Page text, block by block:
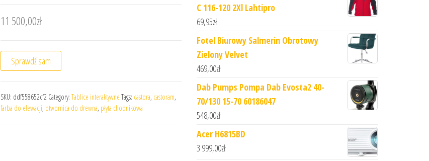
11 500,00zł
Sprawdź sam
SKU: ddf558652cf2 Category: Tablice interaktywne Tags: castora, castoram,
farba do elewacji, otwornica do drewna, płyta chodnikowa
C 116-120 2Xl Lahtipro
69,95zł
Fotel Biurowy Salmerin Obrotowy
Zielony Velvet
469,00zł
Dab Pumps Pompa Dab Evosta2 40-
70/130 15-70 60186047
548,00zł
Acer H6815BD
3 999,00zł